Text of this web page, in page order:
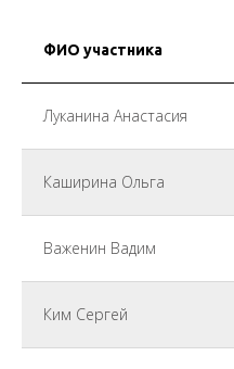
ФИО участника
Луканина Анастасия
Каширина Ольга
Важенин Вадим
Ким Сергей